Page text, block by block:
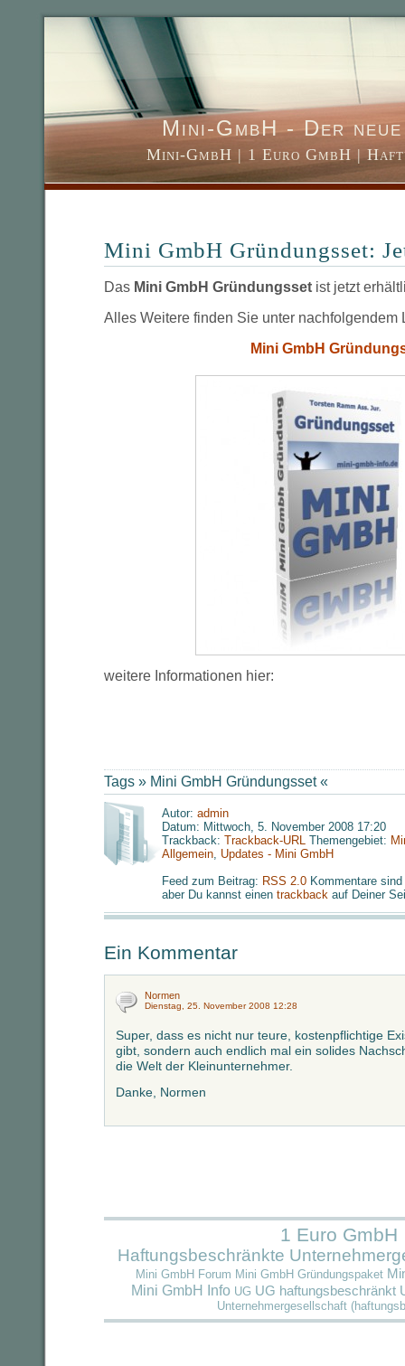
Mini-GmbH - Der
Mini-GmbH | 1 Euro GmbH |
Mini GmbH Gründungsset:
Das Mini GmbH Gründungsset ist jetzt
Alles Weitere finden Sie unter nachfolgendem
Mini GmbH
weitere Informationen hier:
Tags » Mini GmbH Gründungsset«
Autor: admin
Datum: Mittwoch, 5. November 2008 17:20
Trackback: Trackback-URL Themengebiet:
Allgemein, Updates - Mini GmbH
Feed zum Beitrag: RSS 2.0 Kommentare
aber Du kannst einen trackback auf Deiner
Ein Kommentar
Normen
Dienstag, 25. November 2008 12:28
Super, dass es nicht nur teure, kostenpflichtige
gibt, sondern auch endlich mal ein solides
die Welt der Kleinunternehmer.
Danke, Normen
1 Euro GmbH
Haftungsbeschränkte
Mini GmbH Forum Mini GmbH Gründungspaket
Mini GmbH Info UG UG haftungsbeschränkt
Unternehmergesellschaft